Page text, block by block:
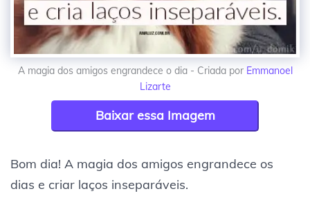
A magia dos amigos engrandece o dia - Criada por Emmanoel
Lizarte
Baixar essa Imagem
Bom dia! A magia dos amigos engrandece os
dias e criar laços inseparáveis.